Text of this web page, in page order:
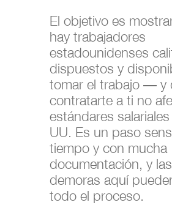
El objetivo es
hay trabajadores
estadounidenses
dispuestos y
tomar el trabajo — y
contratarte a ti no
estándares salariales
UU. Es un paso
tiempo y con mucha
documentación, y las
demoras aquí
todo el proceso.